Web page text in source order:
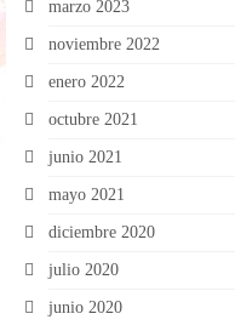
marzo 2023
noviembre 2022
enero 2022
octubre 2021
junio 2021
mayo 2021
diciembre 2020
julio 2020
junio 2020